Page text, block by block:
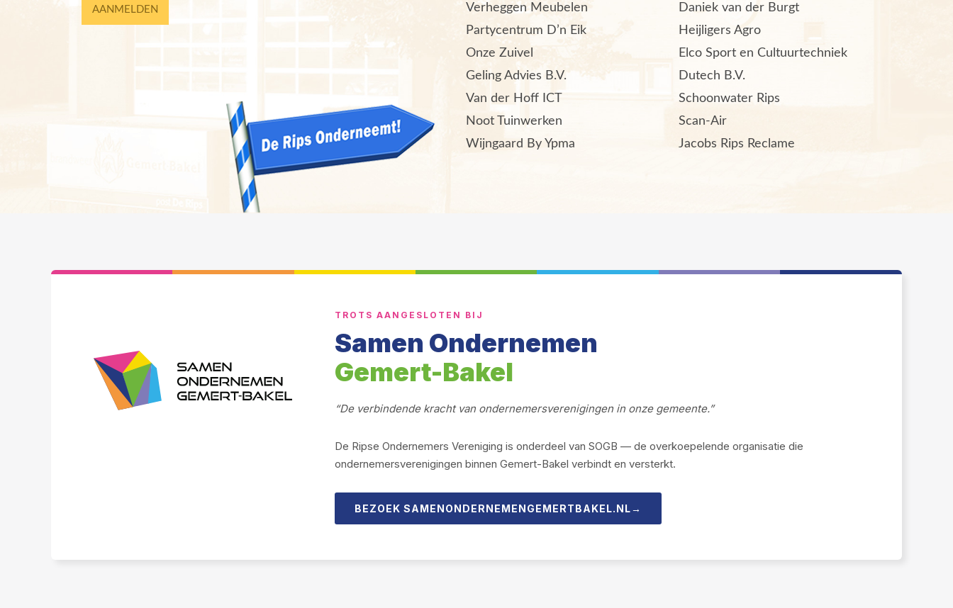
AANMELDEN
Verheggen Meubelen
Daniek van der Burgt
Partycentrum D’n Eik
Heijligers Agro
Onze Zuivel
Elco Sport en Cultuurtechniek
Geling Advies B.V.
Dutech B.V.
Van der Hoff ICT
Schoonwater Rips
Noot Tuinwerken
Scan-Air
Wijngaard By Ypma
Jacobs Rips Reclame
TROTS AANGESLOTEN BIJ
Samen Ondernemen
Gemert-Bakel
“De verbindende kracht van ondernemersverenigingen in onze gemeente.”
De Ripse Ondernemers Vereniging is onderdeel van SOGB — de overkoepelende organisatie die
ondernemers­verenigingen binnen Gemert-Bakel verbindt en versterkt.
BEZOEK SAMENONDERNEMENGEMERTBAKEL.NL→